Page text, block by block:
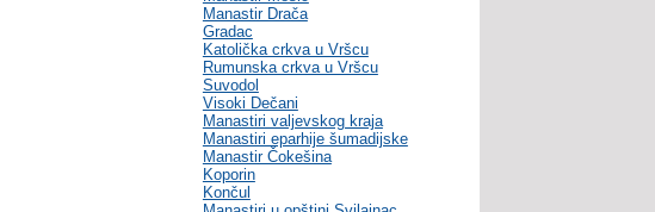
Manastir Drača
Gradac
Katolička crkva u Vršcu
Rumunska crkva u Vršcu
Suvodol
Visoki Dečani
Manastiri valjevskog kraja
Manastiri eparhije šumadijske
Manastir Čokešina
Koporin
Končul